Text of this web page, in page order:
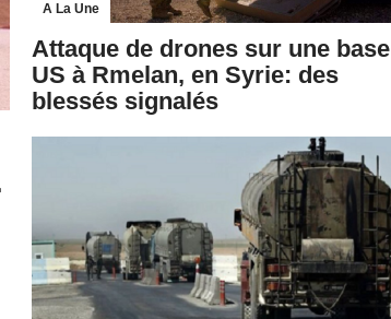
A La Une
Attaque de drones sur une base
US à Rmelan, en Syrie: des
blessés signalés